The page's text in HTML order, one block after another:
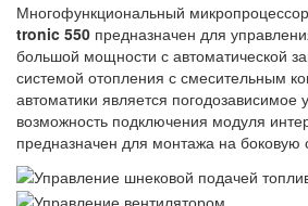
Многофункциональный
tronic 550 предназначен для
большой мощности с автоматической
системой отопления с смесительным
автоматики является погодозависимое
возможность подключения модуля
предназначен для монтажа на боковую